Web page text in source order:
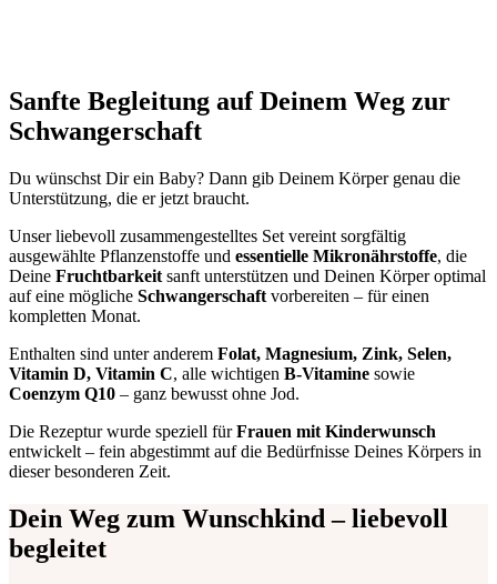
Sanfte Begleitung auf Deinem Weg zur
Schwangerschaft
Du wünschst Dir ein Baby? Dann gib Deinem Körper genau die
Unterstützung, die er jetzt braucht.
Unser liebevoll zusammengestelltes Set vereint sorgfältig
ausgewählte Pflanzenstoffe und essentielle Mikronährstoffe, die
Deine Fruchtbarkeit sanft unterstützen und Deinen Körper optimal
auf eine mögliche Schwangerschaft vorbereiten – für einen
kompletten Monat.
Enthalten sind unter anderem Folat, Magnesium, Zink, Selen,
Vitamin D, Vitamin C, alle wichtigen B-Vitamine sowie
Coenzym Q10 – ganz bewusst ohne Jod.
Die Rezeptur wurde speziell fürFrauen mit Kinderwunsch
entwickelt – fein abgestimmt auf die Bedürfnisse Deines Körpers in
dieser besonderen Zeit.
Dein Weg zum Wunschkind – liebevoll
begleitet